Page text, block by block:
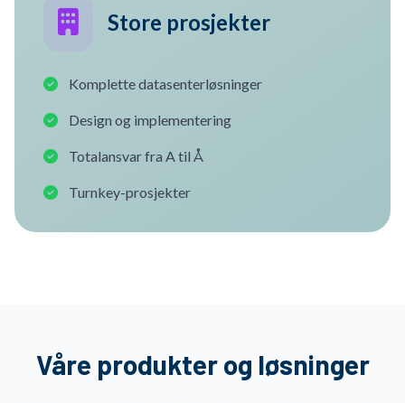
Store prosjekter
Komplette datasenterløsninger
Design og implementering
Totalansvar fra A til Å
Turnkey-prosjekter
Våre produkter og løsninger